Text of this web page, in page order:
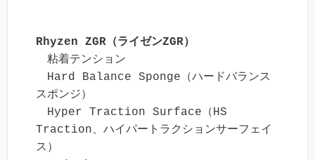
Rhyzen ZGR（ライゼンZGR）
粘着テンション
Hard Balance Sponge（ハードバランス
スポンジ）
Hyper Traction Surface（HS
Traction、ハイパートラクションサーフェイ
ス）